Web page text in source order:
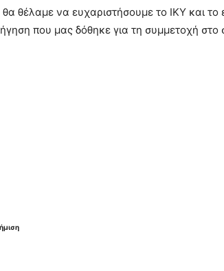
θέλαμε να ευχαριστήσουμε το IKY και
που μας δόθηκε για τη συμμετοχή στο